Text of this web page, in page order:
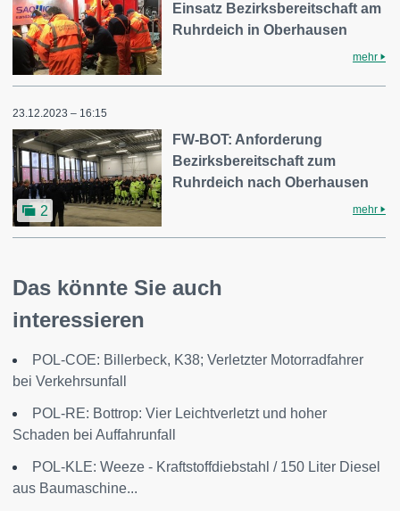
Einsatz Bezirksbereitschaft am
Ruhrdeich in Oberhausen
mehr
23.12.2023 – 16:15
2
FW-BOT: Anforderung
Bezirksbereitschaft zum
Ruhrdeich nach Oberhausen
mehr
Das könnte Sie auch
interessieren
POL-COE: Billerbeck, K38; Verletzter Motorradfahrer
bei Verkehrsunfall
POL-RE: Bottrop: Vier Leichtverletzt und hoher
Schaden bei Auffahrunfall
POL-KLE: Weeze - Kraftstoffdiebstahl / 150 Liter Diesel
aus Baumaschine...